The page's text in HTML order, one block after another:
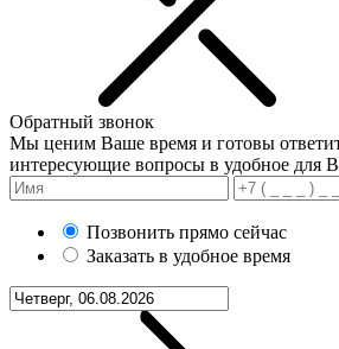
Обратный звонок
Мы ценим Ваше время и готовы
интересующие вопросы в удобное для
Позвонить прямо сейчас
Заказать в удобное время